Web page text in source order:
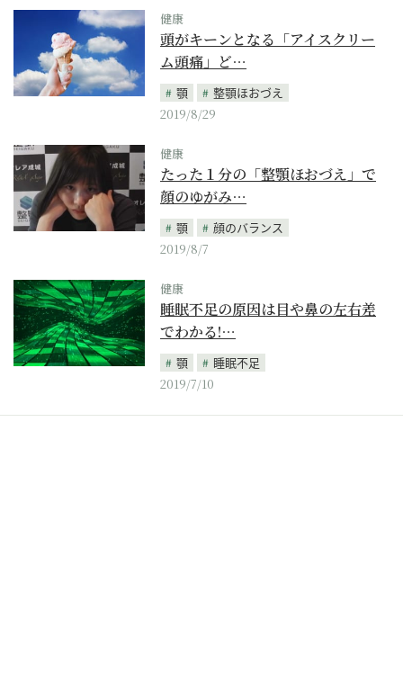
健康
頭がキーンとなる「アイスクリー
ム頭痛」ど…
顎
整顎ほおづえ
2019/8/29
健康
たった１分の「整顎ほおづえ」で
顔のゆがみ…
顎
顔のバランス
2019/8/7
健康
睡眠不足の原因は目や鼻の左右差
でわかる!…
顎
睡眠不足
2019/7/10